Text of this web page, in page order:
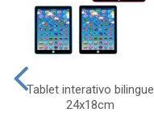
Tablet interativo bilingue
24x18cm